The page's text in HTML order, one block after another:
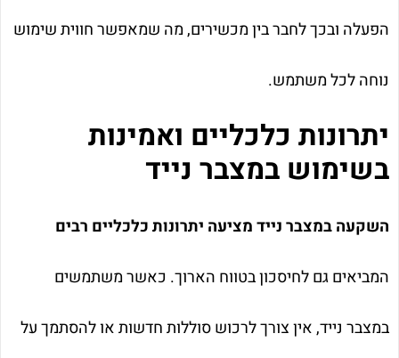
הפעלה ובכך לחבר בין מכשירים, מה שמאפשר חווית שימוש
נוחה לכל משתמש.
יתרונות כלכליים ואמינות
בשימוש במצבר נייד
השקעה במצבר נייד מציעה יתרונות כלכליים רבים
המביאים גם לחיסכון בטווח הארוך. כאשר משתמשים
במצבר נייד, אין צורך לרכוש סוללות חדשות או להסתמך על